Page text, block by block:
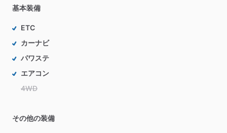
基本装備
ETC
カーナビ
パワステ
エアコン
4WD
その他の装備